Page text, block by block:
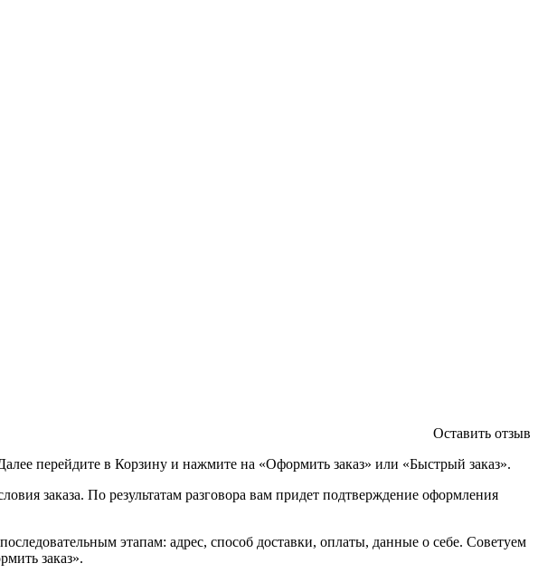
Оставить отзыв
перейдите в Корзину и нажмите на «Оформить заказ» или «Быстрый заказ».
заказа. По результатам разговора вам придет подтверждение оформления
этапам: адрес, способ доставки, оплаты, данные о себе. Советуем
заказ».